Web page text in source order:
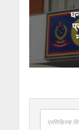
प्रतिक्रिया